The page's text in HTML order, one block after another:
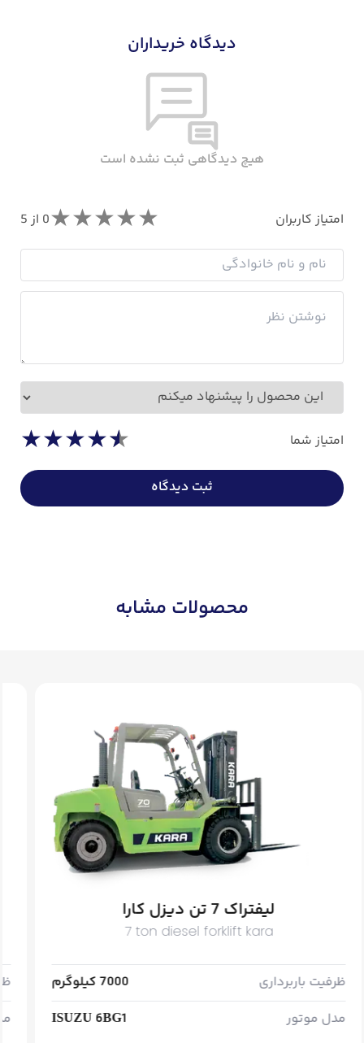
دیدگاه خریداران
0 از 5 ★★★★★ امتیاز کاربران
نظر شما درباره محصول
★★★★★ امتیاز شما
ثبت دیدگاه
هیچ دیدگاهی ثبت نشده است
محصولات مشابه
لیفتراک 7 تن دیزل کارا
7 ton diesel forklift kara
ظرفیت باربرداری
7000 کیلوگرم
مدل موتور
ISUZU 6BG1